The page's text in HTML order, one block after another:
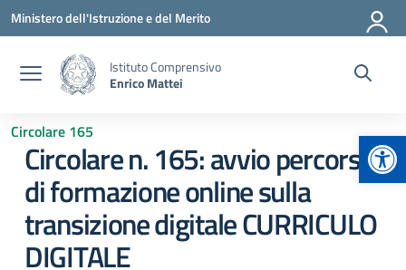
Vai ai contenuti
Vai al menu di navigazione
Vai al footer
Ministero dell'Istruzione e del Merito
Istituto Comprensivo
Enrico Mattei
Circolare 165
Circolare n. 165: avvio percorsi
di formazione online sulla
transizione digitale CURRICULO
DIGITALE